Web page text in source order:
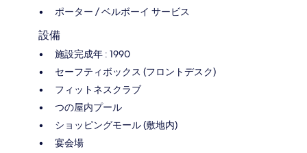
ポーター / ベルボーイ サービス
設備
施設完成年 : 1990
セーフティボックス (フロントデスク)
フィットネスクラブ
つの屋内プール
ショッピングモール (敷地内)
宴会場